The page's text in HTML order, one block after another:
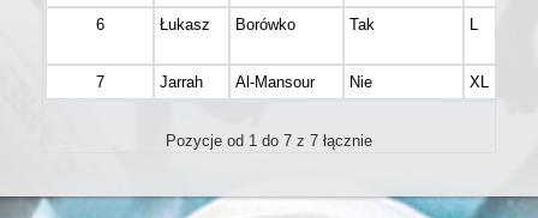
6
Łukasz Borówko Tak
7 Jarrah Al-Mansour Nie XL
Pozycje od 1 do 7 z 7 łącznie